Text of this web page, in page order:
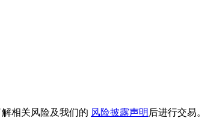
相关风险及我们的 风险披露声明 后进行交易。